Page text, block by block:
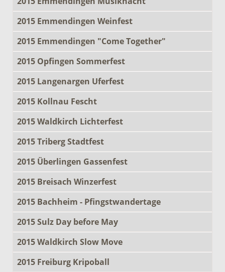
2015 Emmendingen Weinfest
2015 Emmendingen "Come Together"
2015 Opfingen Sommerfest
2015 Langenargen Uferfest
2015 Kollnau Fescht
2015 Waldkirch Lichterfest
2015 Triberg Stadtfest
2015 Überlingen Gassenfest
2015 Breisach Winzerfest
2015 Bachheim - Pfingstwandertage
2015 Sulz Day before May
2015 Waldkirch Slow Move
2015 Freiburg Kripoball